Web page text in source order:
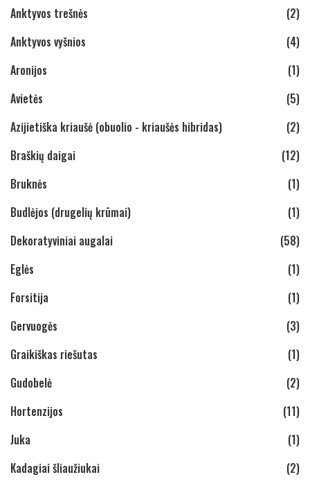
Anktyvos trešnės
(2)
Anktyvos vyšnios
(4)
Aronijos
(1)
Avietės
(5)
Azijietiška kriaušė (obuolio - kriaušės hibridas)
(2)
Braškių daigai
(12)
Bruknės
(1)
Budlėjos (drugelių krūmai)
(1)
Dekoratyviniai augalai
(58)
Eglės
(1)
Forsitija
(1)
Gervuogės
(3)
Graikiškas riešutas
(1)
Gudobelė
(2)
Hortenzijos
(11)
Juka
(1)
Kadagiai šliaužiukai
(2)